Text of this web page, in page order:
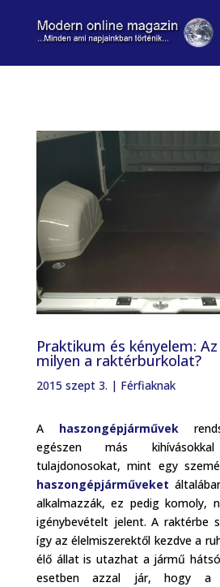
Praktikum és kényelem:
milyen a raktérburkolat?
2015 szept 3. | Férfiaknak
A haszongépjárművek
egészen más
tulajdonosokat, mint egy
haszongépjárműveket
alkalmazzák, ez pedig komoly,
igénybevételt jelent. A raktérbe
így az élelmiszerektől kezdve a
élő állat is utazhat a jármű
esetben azzal jár, hogy a